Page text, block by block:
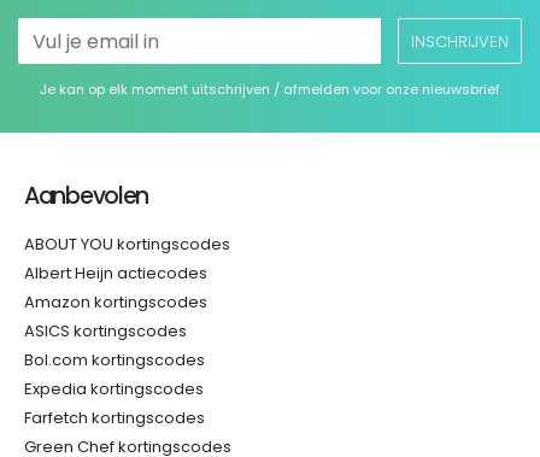
INSCHRIJVEN
Je kan op elk moment uitschrijven / afmelden voor onze nieuwsbrief
Aanbevolen
ABOUT YOU kortingscodes
Albert Heijn actiecodes
Amazon kortingscodes
ASICS kortingscodes
Bol.com kortingscodes
Expedia kortingscodes
Farfetch kortingscodes
Green Chef kortingscodes